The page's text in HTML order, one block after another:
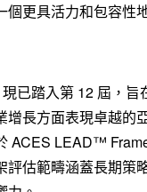
個更具活力和包容性
已踏入第 12 屆，旨
增長方面表現卓越的
ACES LEAD™
評估範疇涵蓋長期策